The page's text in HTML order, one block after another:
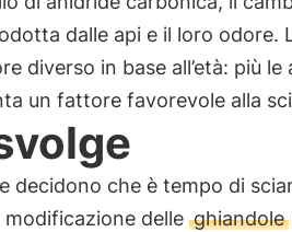
dalle api e il loro odore.
diverso in base all’età: più le
un fattore favorevole alla
decidono che è tempo di
delle ghiandole